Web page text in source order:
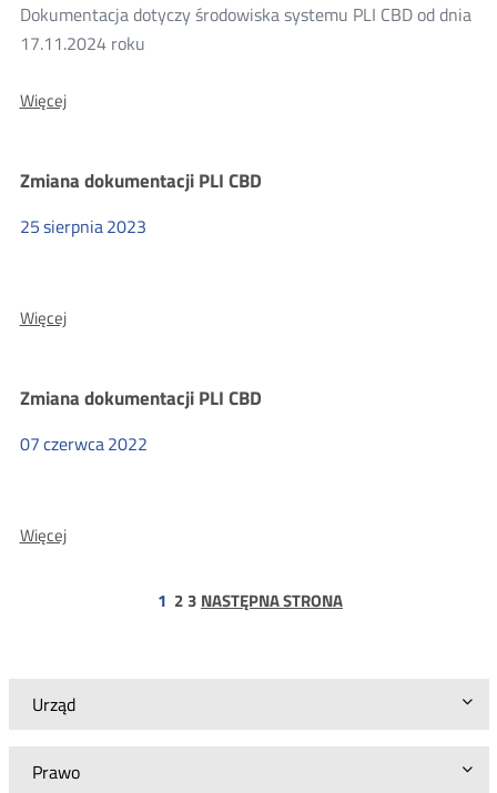
Urząd
Prawo
Dokumentacja dotyczy środowiska systemu PLI CBD od dnia
17.11.2024 roku
WięcejO:
CBD
Zmiana dokumentacji PLI CBD
25sierpnia2023
WięcejO:
CBD
Zmiana dokumentacji PLI CBD
07czerwca2022
WięcejO:
1 strona
2 strona
3 NASTĘPNA STRONA